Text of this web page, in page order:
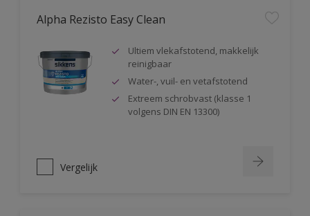
Alpha Rezisto Easy Clean
Ultiem vlekafstotend, makkelijk
reinigbaar
Water-, vuil- en vetafstotend
Extreem schrobvast (klasse 1
volgens DIN EN 13300)
Vergelijk